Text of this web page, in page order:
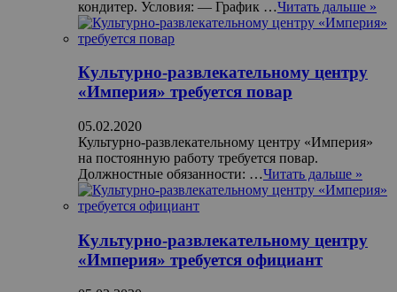
кондитер. Условия: — График …Читать дальше »
Культурно-развлекательному центру
«Империя» требуется повар
05.02.2020
Культурно-развлекательному центру «Империя»
на постоянную работу требуется повар.
Должностные обязанности: …Читать дальше »
Культурно-развлекательному центру
«Империя» требуется официант